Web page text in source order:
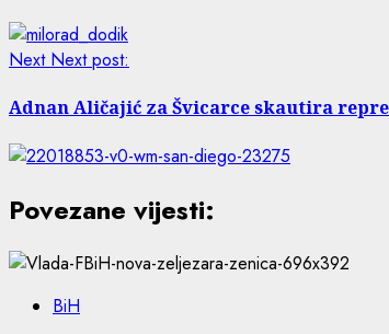
Next Next post:
Adnan Aličajić za Švicarce skautira
Povezane vijesti:
BiH